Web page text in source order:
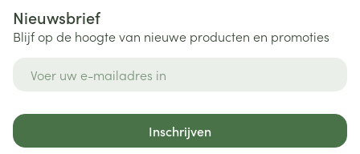
Nieuwsbrief
Blijf op de hoogte van nieuwe producten en promoties
Inschrijven